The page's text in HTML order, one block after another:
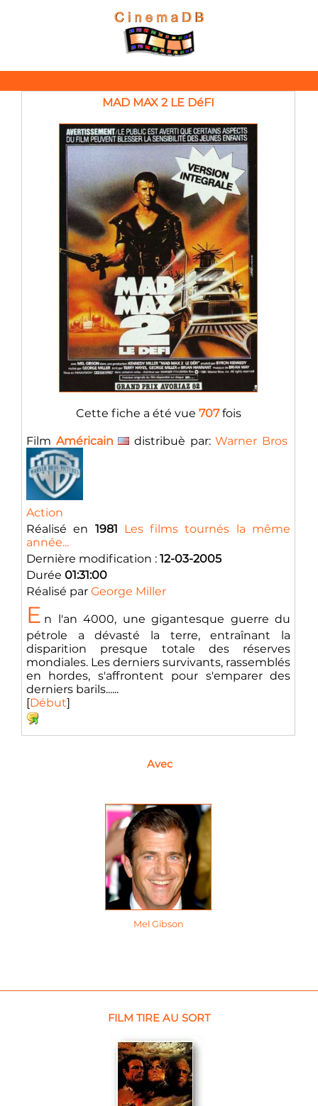
MAD MAX 2 LE DéFI
Cette fiche a été vue 707fois
Film Américain distribuè par:Warner Bros
Action
Réalisé en 1981 Les films tournés la même
année...
Dernière modification : 12-03-2005
Durée 01:31:00
Réalisé par George Miller
E n l'an 4000, une gigantesque guerre du
pétrole a dévasté la terre, entraînant la
disparition presque totale des réserves
mondiales. Les derniers survivants, rassemblés
en hordes, s'affrontent pour s'emparer des
derniers barils......
[Début]
Avec
Mel Gibson
FILM TIRE AU SORT